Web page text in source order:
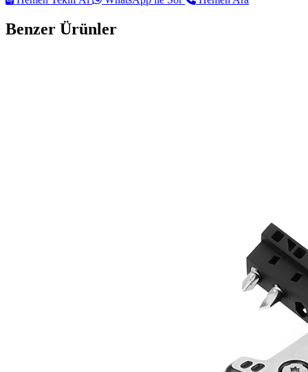
Benzer Ürünler